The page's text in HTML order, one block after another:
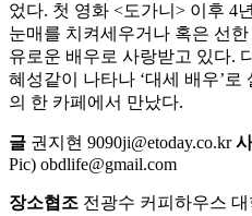
었다. 첫 영화 <도가니> 이후 4
눈매를 치켜세우거나 혹은 선
유로운 배우로 사랑받고 있다.
혜성같이 나타나 ‘대세 배우’
의 한 카페에서 만났다.
글 권지현 9090ji@etoday.co.kr
Pic) obdlife@gmail.com
장소협조 전광수 커피하우스 대